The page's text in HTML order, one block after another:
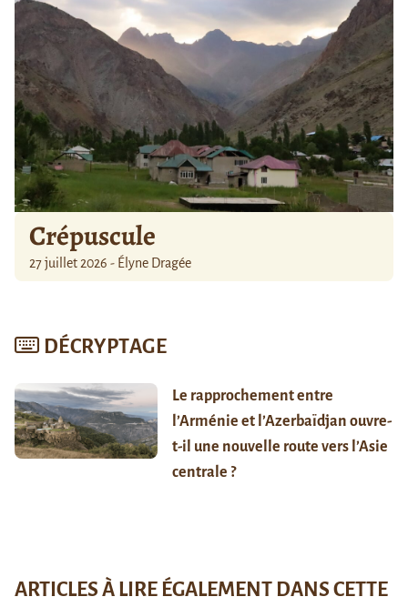
Crépuscule
27 juillet 2026 - Élyne Dragée
DÉCRYPTAGE
Le rapprochement entre
l’Arménie et l’Azerbaïdjan ouvre-
t-il une nouvelle route vers l’Asie
centrale ?
ARTICLES À LIRE ÉGALEMENT DANS CETTE